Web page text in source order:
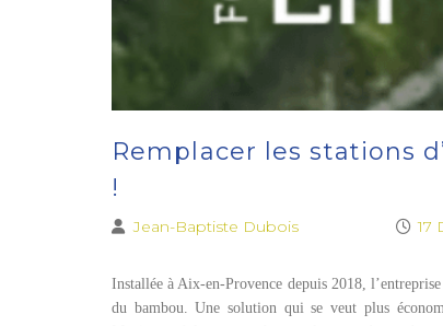
Remplacer les stations
!
Jean-Baptiste Dubois 17
Installée à Aix-en-Provence depuis 2018,
du bambou. Une solution qui se veut plus